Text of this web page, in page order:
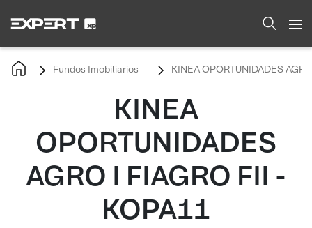
Fundos Imobiliarios KINEA OPORTUNIDADES
KINEA
OPORTUNIDADES
AGRO I FIAGRO FII -
KOPA11